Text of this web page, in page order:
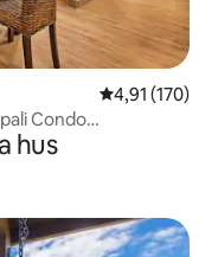
4,91 av 5 i
4,91 (170)
Condo
hus